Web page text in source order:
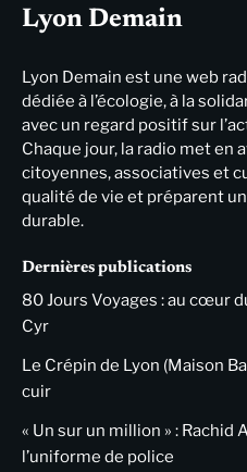
Lyon Demain
Lyon Demain est une web
dédiée à l’écologie, à la
avec un regard positif sur
Chaque jour, la radio met en
citoyennes, associatives et
qualité de vie et préparent
durable.
Dernières publications
80 Jours Voyages : au cœur
Cyr
Le Crépin de Lyon (Maison
cuir
« Un sur un million » : Rachid
l’uniforme de police